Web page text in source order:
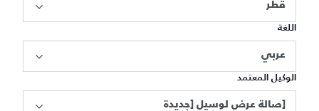
قطر
اللغة
عربي
الوكيل المعتمد
[صالة عرض لوسيل [جديدة